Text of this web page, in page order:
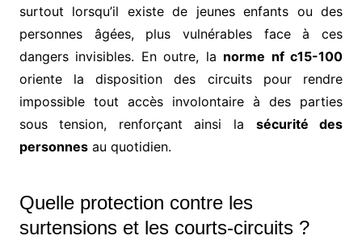
surtout lorsqu’il existe de jeunes enfants ou des
personnes âgées, plus vulnérables face à ces
dangers invisibles. En outre, la norme nf c15-100
oriente la disposition des circuits pour rendre
impossible tout accès involontaire à des parties
sous tension, renforçant ainsi la sécurité des
personnesau quotidien.
Quelle protection contre les
surtensions et les courts-circuits ?